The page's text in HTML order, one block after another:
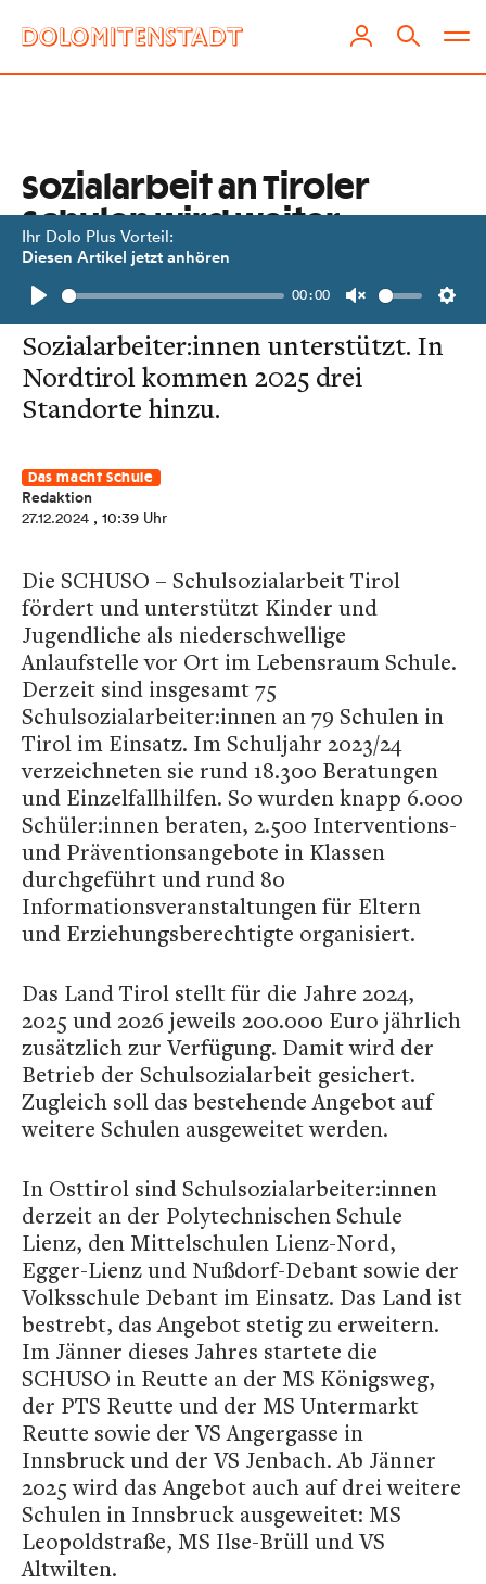
Ihr Dolo Plus Vorteil:
Diesen Artikel jetzt anhören
Play
00:00
Unmute
Sozialarbeit an Tiroler
Schulen wird weiter
ausgebaut
In Osttirol werden fünf Schulen von
Sozialarbeiter:innen unterstützt. In
Nordtirol kommen 2025 drei
Standorte hinzu.
Das macht Schule
Redaktion
27.12.2024 , 10:39 Uhr
Die SCHUSO – Schulsozialarbeit Tirol
fördert und unterstützt Kinder und
Jugendliche als niederschwellige
Anlaufstelle vor Ort im Lebensraum Schule.
Derzeit sind insgesamt 75
Schulsozialarbeiter:innen an 79 Schulen in
Tirol im Einsatz. Im Schuljahr 2023/24
verzeichneten sie rund 18.300 Beratungen
und Einzelfallhilfen. So wurden knapp 6.000
Schüler:innen beraten, 2.500 Interventions-
und Präventionsangebote in Klassen
durchgeführt und rund 80
Informationsveranstaltungen für Eltern
und Erziehungsberechtigte organisiert.
Das Land Tirol stellt für die Jahre 2024,
2025 und 2026 jeweils 200.000 Euro jährlich
zusätzlich zur Verfügung. Damit wird der
Betrieb der Schulsozialarbeit gesichert.
Zugleich soll das bestehende Angebot auf
weitere Schulen ausgeweitet werden.
In Osttirol sind Schulsozialarbeiter:innen
derzeit an der Polytechnischen Schule
Lienz, den Mittelschulen Lienz-Nord,
Egger-Lienz und Nußdorf-Debant sowie der
Volksschule Debant im Einsatz. Das Land ist
bestrebt, das Angebot stetig zu erweitern.
Im Jänner dieses Jahres startete die
SCHUSO in Reutte an der MS Königsweg,
der PTS Reutte und der MS Untermarkt
Reutte sowie der VS Angergasse in
Innsbruck und der VS Jenbach. Ab Jänner
2025 wird das Angebot auch auf drei weitere
Schulen in Innsbruck ausgeweitet: MS
Leopoldstraße, MS Ilse-Brüll und VS
Altwilten.